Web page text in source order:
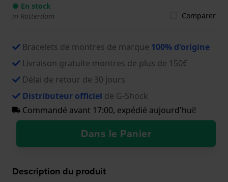
● En stock
in Rotterdam
Comparer
Bracelets de montres de marque 100% d'origine
Livraison gratuite montres de plus de 150€
Délai de retour de 30 jours
Distributeur officiel de G-Shock
Commandé avant 17:00, expédié aujourd'hui!
Dans le Panier
Description du produit